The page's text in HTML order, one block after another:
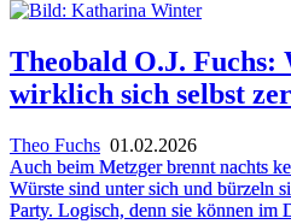
Theobald O.J. Fuchs:
wirklich sich selbst
Theo Fuchs 01.02.2026
Auch beim Metzger brennt nachts
Würste sind unter sich und bürzeln
Party. Logisch, denn sie können im